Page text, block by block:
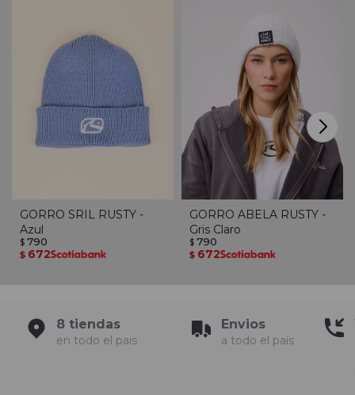
GORRO SRIL RUSTY -
Azul
$ 790
$ 672
GORRO ABELA RUSTY -
Gris Claro
$ 790
$ 672
8 tiendas
en todo el pais
Envios
a todo el país